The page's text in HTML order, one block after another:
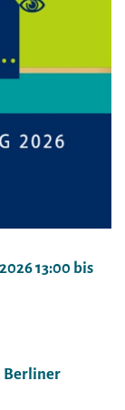
13:00 bis
Berliner